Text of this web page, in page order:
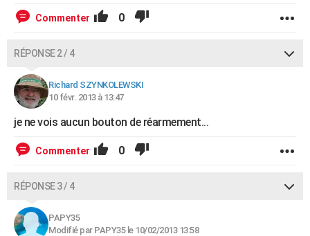
AVIS DE DÉCÈS
Commenter 0
RÉPONSE 2 / 4
Richard SZYNKOLEWSKI
10 févr. 2013 à 13:47
je ne vois aucun bouton de réarmement...
Commenter 0
RÉPONSE 3 / 4
PAPY35
Modifié par PAPY35 le 10/02/2013 13:58